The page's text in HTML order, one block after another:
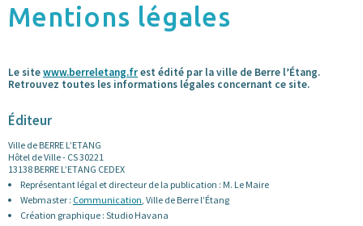
Mentions légales
Le sitewww.berreletang.frest édité par la ville de Berre l’Étang.
Retrouvez toutes les informations légales concernant ce site.
Éditeur
Ville de BERRE L’ETANG
Hôtel de Ville - CS 30221
13138 BERRE L’ETANG CEDEX
Représentant légal et directeur de la publication : M. Le Maire
Webmaster : Communication , Ville de Berre l’Étang
Création graphique : Studio Havana